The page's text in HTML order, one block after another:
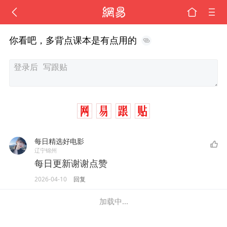
你看吧，多背点课本是有点用的
每日精选好电影
辽宁锦州
每日更新谢谢点赞
2026-04-10 回复
加载中...